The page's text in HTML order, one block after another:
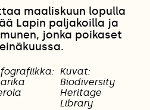
maaliskuun lopulla
Lapin paljakoilla ja
jonka poikaset
Kuvat:
Biodiversity
Heritage
Library